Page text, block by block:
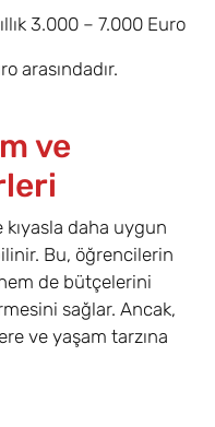
3.000 – 7.000 Euro
arasındadır.
ve
daha uygun
Bu, öğrencilerin
de bütçelerini
sağlar. Ancak,
ve yaşam tarzına